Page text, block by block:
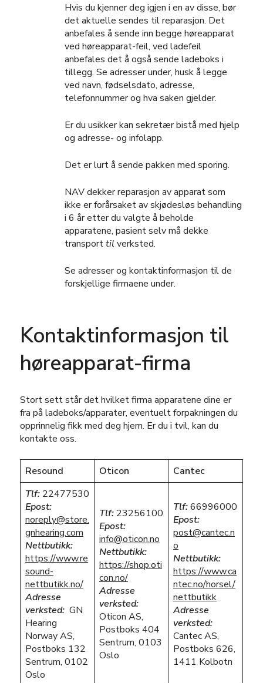
Hvis du kjenner deg igjen i en av disse, bør
det aktuelle sendes til reparasjon. Det
anbefales å sende inn begge høreapparat
ved høreapparat-feil, ved ladefeil
anbefales det å også sende ladeboks i
tillegg. Se adresser under, husk å legge
ved navn, fødselsdato, adresse,
telefonnummer og hva saken gjelder.
Er du usikker kan sekretær bistå med hjelp
og adresse- og infolapp.
Det er lurt å sende pakken med sporing.
NAV dekker reparasjon av apparat som
ikke er forårsaket av skjødesløs behandling
i 6 år etter du valgte å beholde
apparatene, pasient selv må dekke
transporttil verksted.
Se adresser og kontaktinformasjon til de
forskjellige firmaene under.
Kontaktinformasjon til
høreapparat-firma
Stort sett står det hvilket firma apparatene dine er
fra på ladeboks/apparater, eventuelt forpakningen du
opprinnelig fikk med deg hjem. Er du i tvil, kan du
kontakte oss.
Resound Oticon
Cantec
Tlf: 22477530
Epost:
noreply@store.
gnhearing.com
Nettbutikk:
https://www.re
sound-
nettbutikk.no/
Adresse
verksted: GN
Hearing
Norway AS,
Postboks 132
Sentrum, 0102
Oslo
Tlf: 23256100
Epost:
info@oticon.no
Nettbutikk:
https://shop.oti
con.no/
Adresse
verksted:
Oticon AS,
Postboks 404
Sentrum, 0103
Oslo
Tlf:66996000
Epost:
post@cantec.n
o
Nettbutikk:
https://www.ca
ntec.no/horsel/
nettbutikk
Adresse
verksted:
Cantec AS,
Postboks 626,
1411 Kolbotn